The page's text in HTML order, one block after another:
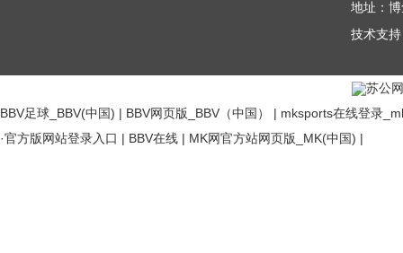
地址：
技术支
苏公
BBV足球_BBV(中国) | BBV网页版_BBV（中国） | mksports在线登录
·官方版网站登录入口 | BBV在线 | MK网官方站网页版_MK(中国) |